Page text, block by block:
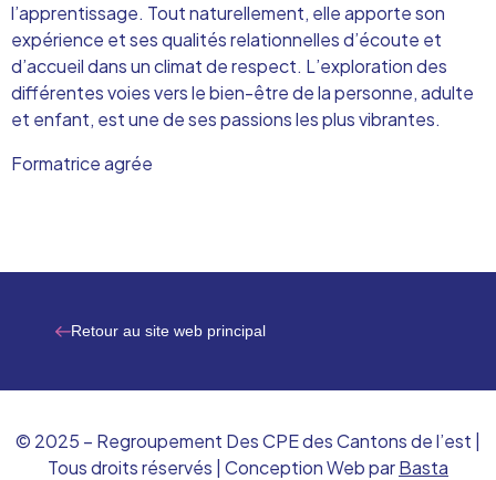
l’apprentissage. Tout naturellement, elle apporte son
expérience et ses qualités relationnelles d’écoute et
d’accueil dans un climat de respect. L’exploration des
différentes voies vers le bien-être de la personne, adulte
et enfant, est une de ses passions les plus vibrantes.
Formatrice agrée
Retour au site web principal
© 2025 – Regroupement Des CPE des Cantons de l’est |
Tous droits réservés | Conception Web parBasta